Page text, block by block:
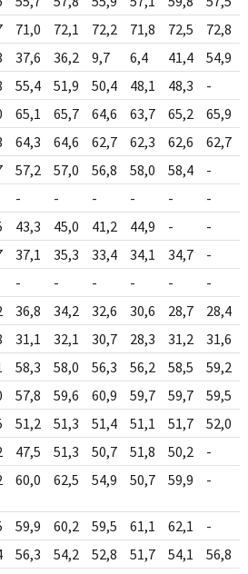
71,0 72,1 72,2 71,8 72,5 72,8
37,6 36,2 9,7 6,4 41,4 54,9
55,4 51,9 50,4 48,1 48,3 -
65,1 65,7 64,6 63,7 65,2 65,9
64,3 64,6 62,7 62,3 62,6 62,7
57,2 57,0 56,8 58,0 58,4 -
- - - - - -
43,3 45,0 41,2 44,9 - -
37,1 35,3 33,4 34,1 34,7 -
- - - - - -
36,8 34,2 32,6 30,6 28,7 28,4
31,1 32,1 30,7 28,3 31,2 31,6
58,3 58,0 56,3 56,2 58,5 59,2
57,8 59,6 60,9 59,7 59,7 59,5
51,2 51,3 51,4 51,1 51,7 52,0
47,5 51,3 50,7 51,8 50,2 -
60,0 62,5 54,9 50,7 59,9 -
59,9 60,2 59,5 61,1 62,1 -
56,3 54,2 52,8 51,7 54,1 56,8